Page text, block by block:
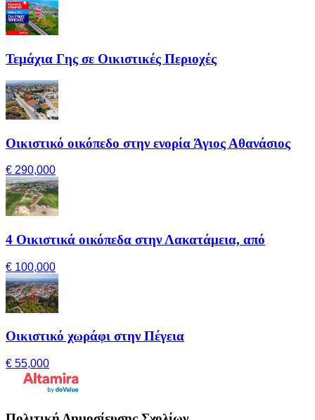
Τεμάχια Γης σε Οικιστικές Περιοχές
Οικιστικό οικόπεδο στην ενορία Άγιος Αθανάσιος
€ 290,000
4 Οικιστικά οικόπεδα στην Λακατάμεια, από
€ 100,000
Οικιστικό χωράφι στην Πέγεια
€ 55,000